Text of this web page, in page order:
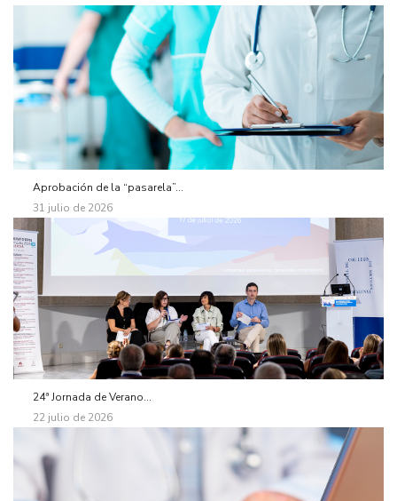
Aprobación de la “pasarela”...
31 julio de 2026
24ª Jornada de Verano...
22 julio de 2026